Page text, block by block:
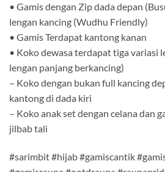
• Gamis dengan Zip dada depan
lengan kancing (Wudhu Friendly)
• Gamis Terdapat kantong kanan
• Koko dewasa terdapat tiga variasi
lengan panjang berkancing)
– Koko dengan bukan full kancing
kantong di dada kiri
– Koko anak set dengan celana dan
jilbab tali
#sarimbit #hijab #gamiscantik